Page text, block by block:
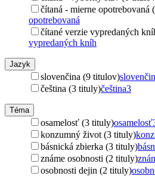
čítaná - mierne opotrebovaná
opotrebovaná
čítané verzie vypredaných
vypredaných kníh
Jazyk
slovenčina (9 titulov)
čeština (3 tituly)čeština3
Téma
osamelosť (3 tituly)osamelosť
konzumný život (3 tituly)
básnická zbierka (3 tituly)
známe osobnosti (2 tituly)
osobnosti dejin (2 tituly)